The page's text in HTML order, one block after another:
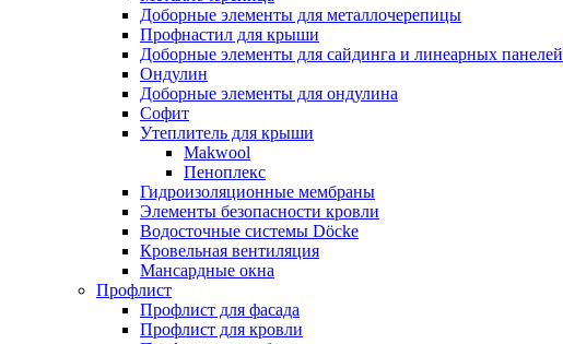
Доборные элементы для металлочерепицы
Профнастил для крыши
Доборные элементы для сайдинга и линеарных панелей
Ондулин
Доборные элементы для ондулина
Софит
Утеплитель для крыши
Makwool
Пеноплекс
Гидроизоляционные мембраны
Элементы безопасности кровли
Водосточные системы Döcke
Кровельная вентиляция
Мансардные окна
Профлист
Профлист для фасада
Профлист для кровли